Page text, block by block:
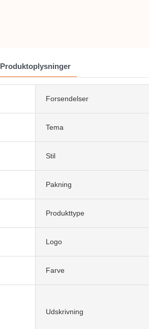
Produktoplysninger
Forsendelser
Tema
Stil
Pakning
Produkttype
Logo
Farve
Udskrivning